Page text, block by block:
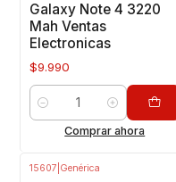
Galaxy Note 4 3220
Mah Ventas
Electronicas
$9.990
Cantidad
Comprar ahora
15607 Genérica